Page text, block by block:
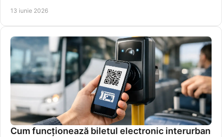
13 iunie 2026
Cum funcționează biletul electronic interurban